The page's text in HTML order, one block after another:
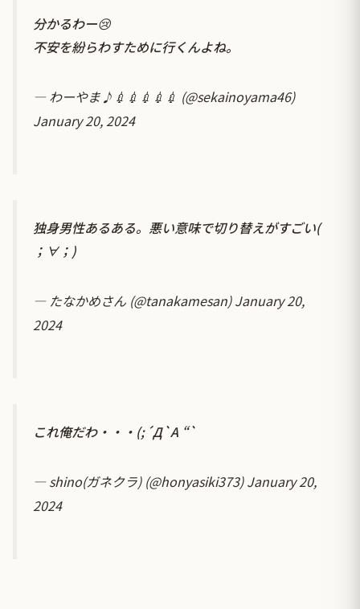
分かるわー😢
不安を紛らわすために行くんよね。
— わーやま♪💉💉💉💉💉 (@sekainoyama46)
January 20, 2024
独身男性あるある。悪い意味で切り替えがすごい(
；∀；)
— たなかめさん (@tanakamesan)January 20,
2024
これ俺だわ・・・(;´Д`A “`
— shino(ガネクラ) (@honyasiki373)January 20,
2024